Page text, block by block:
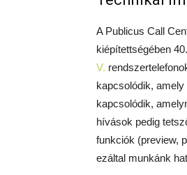
A Publicus Call
kiépítettségében
V.
kapcsolódik,
kapcsolódik,
hívások pedig
funkciók (preview,
ezáltal munkánk